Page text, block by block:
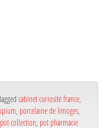
cabinet curiosité france
porcelaine de limoges
pot collection pot pharmacie